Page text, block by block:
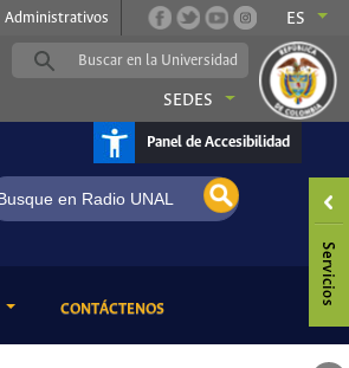
Administrativos ES
SEDES
Panel de Accesibilidad
CONTÁCTENOS(CURRENT)